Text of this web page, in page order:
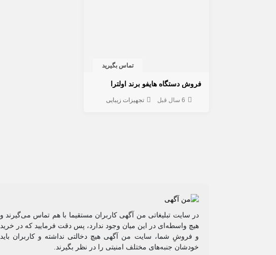
تماس بگیرید
فروش دستگاه هایفو برند اولترا
6 سال قبل تجهیزات زیبایی
در سایت تبلیغاتی من آگهی کاربران مستقیما با هم تماس می‌گیرند و
هیچ واسطه‌ای در این میان وجود ندارد، پس دقت فرمایید که در خرید
و فروشِ شما، سایت من آگهی هیچ دخالتی نداشته و کاربران باید
خودشان جنبه‌های مختلف امنیتی را در نظر بگیرند.